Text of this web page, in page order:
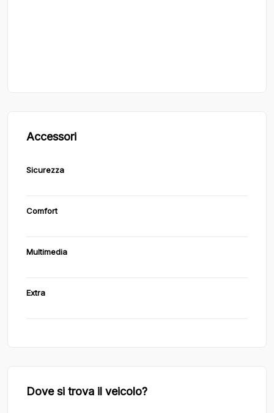
Accessori
Sicurezza
Comfort
Multimedia
Extra
Dove si trova il veicolo?